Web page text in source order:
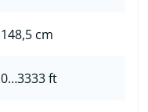
148,5 cm
0…3333 ft